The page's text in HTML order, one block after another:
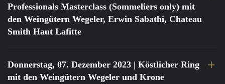
Professionals Masterclass (Sommeliers only) mit
den Weingütern Wegeler, Erwin Sabathi, Chateau
Smith Haut Lafitte
Donnerstag, 07. Dezember 2023 | Köstlicher Ring
mit den Weingütern Wegeler und Krone